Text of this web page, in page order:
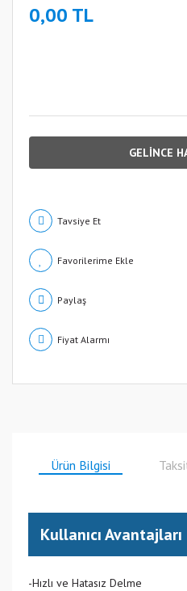
0,00 TL
GELİNCE
Tavsiye Et
Paylaş
Fiyat Alarmı
Ürün Bilgisi
Kullanıcı Avantajları
-Hızlı ve Hatasız Delme